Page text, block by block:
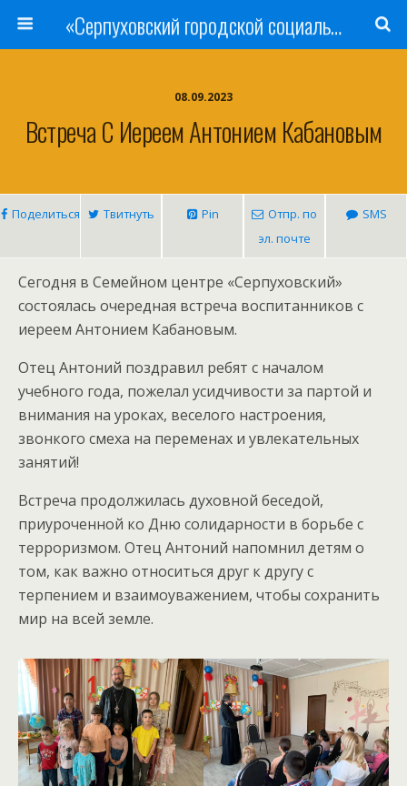
«Серпуховский городской социально-реабилитационный Центр для несовершеннолетних»
08.09.2023
Встреча С Иереем Антонием Кабановым
Поделиться Твитнуть Pin
Отпр. по
эл. почте
SMS
Сегодня в Семейном центре «Серпуховский»
состоялась очередная встреча воспитанников с
иереем Антонием Кабановым.
Отец Антоний поздравил ребят с началом
учебного года, пожелал усидчивости за партой и
внимания на уроках, веселого настроения,
звонкого смеха на переменах и увлекательных
занятий!
Встреча продолжилась духовной беседой,
приуроченной ко Дню солидарности в борьбе с
терроризмом. Отец Антоний напомнил детям о
том, как важно относиться друг к другу с
терпением и взаимоуважением, чтобы сохранить
мир на всей земле.